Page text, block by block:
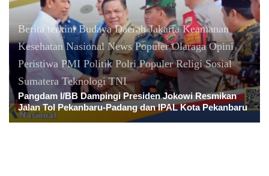
Berita terkini Budaya Daerah Jakarta Keamanan
Kesehatan Nasional News Populer Olaraga Opini
Peristiwa PMI Politik Polri Populer Religi Sosial
Sumatera Teknologi TNI
Pangdam I/BB Dampingi Presiden Jokowi Resmikan
Jalan Tol Pekanbaru-Padang dan IPAL Kota Pekanbaru